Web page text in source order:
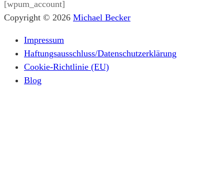
[wpum_account]
Copyright © 2026 Michael Becker
Impressum
Haftungsausschluss/Datenschutzerklärung
Cookie-Richtlinie (EU)
Blog